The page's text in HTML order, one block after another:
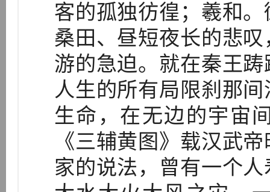
客的孤独彷徨；羲和
桑田、昼短夜长的悲
游的急迫。就在秦王
人生的所有局限刹那
生命，在无边的宇宙
《三辅黄图》载汉武
家的说法，曾有一个